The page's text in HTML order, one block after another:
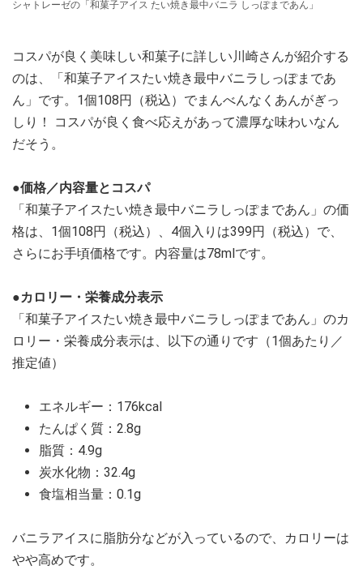
シャトレーゼの「和菓子アイス たい焼き最中バニラ しっぽまであん」
コスパが良く美味しい和菓子に詳しい川崎さんが紹介する
のは、「和菓子アイスたい焼き最中バニラしっぽまであ
ん」です。1個108円（税込）でまんべんなくあんがぎっ
しり！ コスパが良く食べ応えがあって濃厚な味わいなん
だそう。
●価格／内容量とコスパ
「和菓子アイスたい焼き最中バニラしっぽまであん」の価
格は、1個108円（税込）、4個入りは399円（税込）で、
さらにお手頃価格です。内容量は78mlです。
●カロリー・栄養成分表示
「和菓子アイスたい焼き最中バニラしっぽまであん」のカ
ロリー・栄養成分表示は、以下の通りです（1個あたり／
推定値）
エネルギー：176kcal
たんぱく質：2.8g
脂質：4.9g
炭水化物：32.4g
食塩相当量：0.1g
バニラアイスに脂肪分などが入っているので、カロリーは
やや高めです。